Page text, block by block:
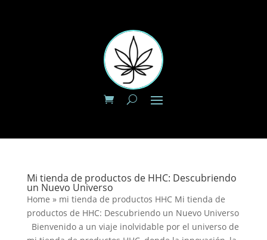
Mi tienda de productos de HHC: Descubriendo
un Nuevo Universo
Home » mi tienda de productos HHC Mi tienda de
productos de HHC: Descubriendo un Nuevo Universo
Bienvenido a un viaje inolvidable por el universo de